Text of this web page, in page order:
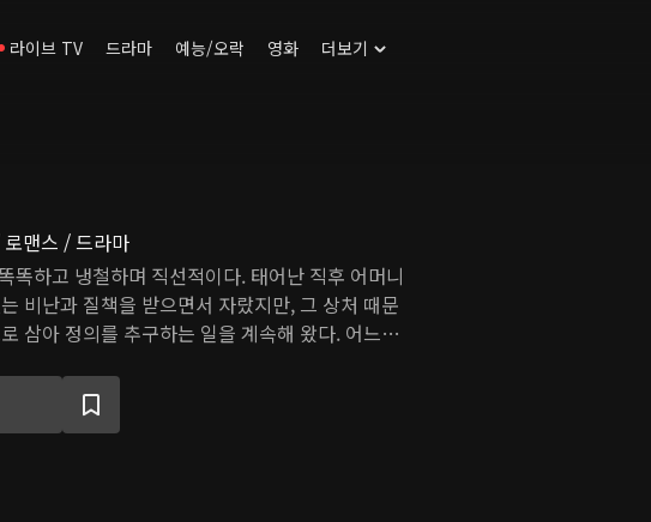
라이브 TV 드라마 예능/오락 영화 더보기
맨스 / 드라마
똑하고 냉철하며 직선적이다. 태어난 직후 어머니
비난과 질책을 받으면서 자랐지만, 그 상처 때문
삼아 정의를 추구하는 일을 계속해 왔다. 어느
어머니와 함께 살아가는 평범한 직장인이다. 그런
낯선 마을의 강가에서 발견되면서 완전히 달라진